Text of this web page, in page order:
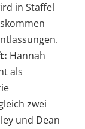
in Staffel
Hannah
als
zwei
und Dean